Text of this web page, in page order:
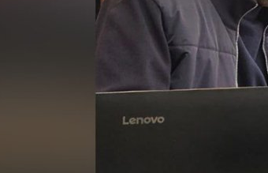
قتلى